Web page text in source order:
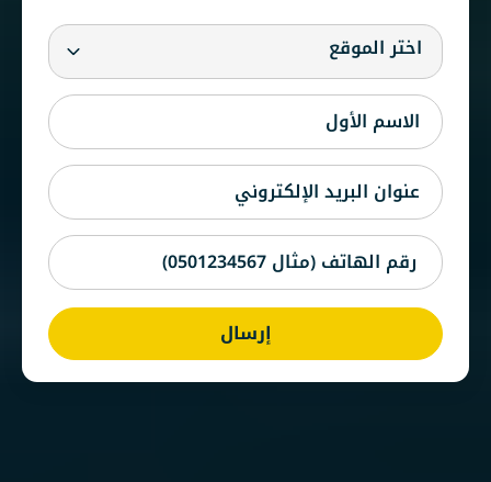
اختر الموقع
إرسال